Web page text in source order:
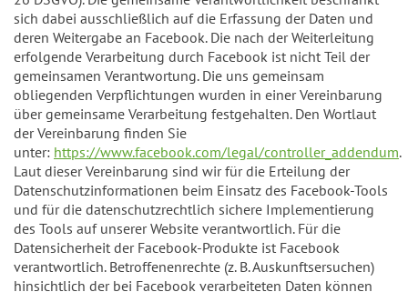
sich dabei ausschließlich auf die Erfassung der Daten und
deren Weitergabe an Facebook. Die nach der Weiterleitung
erfolgende Verarbeitung durch Facebook ist nicht Teil der
gemeinsamen Verantwortung. Die uns gemeinsam
obliegenden Verpflichtungen wurden in einer Vereinbarung
über gemeinsame Verarbeitung festgehalten. Den Wortlaut
der Vereinbarung finden Sie
unter: https://www.facebook.com/legal/controller_addendum.
Laut dieser Vereinbarung sind wir für die Erteilung der
Datenschutzinformationen beim Einsatz des Facebook-Tools
und für die datenschutzrechtlich sichere Implementierung
des Tools auf unserer Website verantwortlich. Für die
Datensicherheit der Facebook-Produkte ist Facebook
verantwortlich. Betroffenenrechte (z. B. Auskunftsersuchen)
hinsichtlich der bei Facebook verarbeiteten Daten können